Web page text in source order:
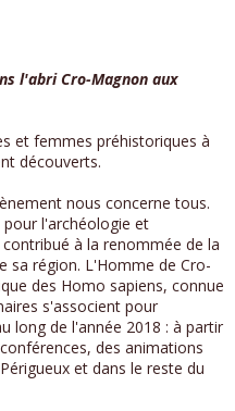
l'abri Cro-Magnon aux
et femmes préhistoriques à
découverts.
nous concerne tous.
l'archéologie et
à la renommée de la
sa région. L'Homme de Cro-
des Homo sapiens, connue
s'associent pour
long de l'année 2018 : à partir
des animations
et dans le reste du